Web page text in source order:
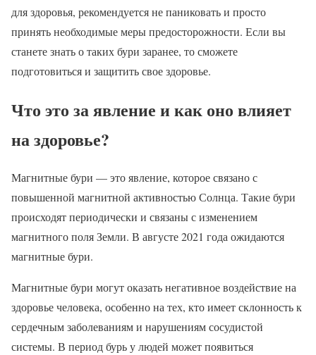
для здоровья, рекомендуется не паниковать и просто
принять необходимые меры предосторожности. Если вы
станете знать о таких бури заранее, то сможете
подготовиться и защитить свое здоровье.
Что это за явление и как оно влияет
на здоровье?
Магнитные бури — это явление, которое связано с
повышенной магнитной активностью Солнца. Такие бури
происходят периодически и связаны с изменением
магнитного поля Земли. В августе 2021 года ожидаются
магнитные бури.
Магнитные бури могут оказать негативное воздействие на
здоровье человека, особенно на тех, кто имеет склонность к
сердечным заболеваниям и нарушениям сосудистой
системы. В период бурь у людей может появиться